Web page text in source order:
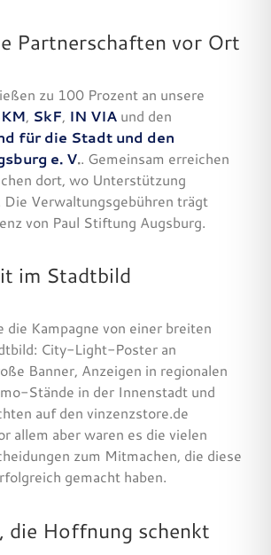
Partnerschaften vor Ort
zu 100 Prozent an unsere
, SkF, IN VIA und den
für die Stadt und den
e. V.. Gemeinsam erreichen
dort, wo Unterstützung
Die Verwaltungsgebühren trägt
von Paul Stiftung Augsburg.
im Stadtbild
die Kampagne von einer breiten
City-Light-Poster an
Banner, Anzeigen in regionalen
Stände in der Innenstadt und
auf den vinzenzstore.de
allem aber waren es die vielen
zum Mitmachen, die diese
gemacht haben.
die Hoffnung schenkt